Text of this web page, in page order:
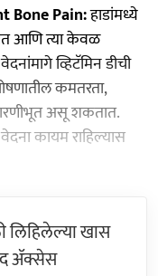
Bone Pain:हाडांमध्ये
आणि त्या केवळ
व्हिटॅमिन डीची
कमतरता,
असू शकतात.
कायम राहिल्यास
लिहिलेल्या खास
ॲक्सेस